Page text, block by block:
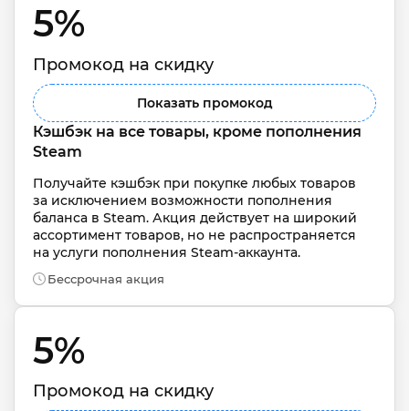
5%
Промокод на скидку
Показать промокод
Кэшбэк на все товары, кроме пополнения
Steam
Получайте кэшбэк при покупке любых товаров
за исключением возможности пополнения
баланса в Steam. Акция действует на широкий
ассортимент товаров, но не распространяется
на услуги пополнения Steam-аккаунта.
Бессрочная акция
5%
Промокод на скидку